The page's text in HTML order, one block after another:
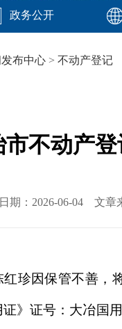
政务公开
布中心 > 不动产登记
市不动产
期：2026-06-04 文章
珍因保管不善，
证》证号：大冶国